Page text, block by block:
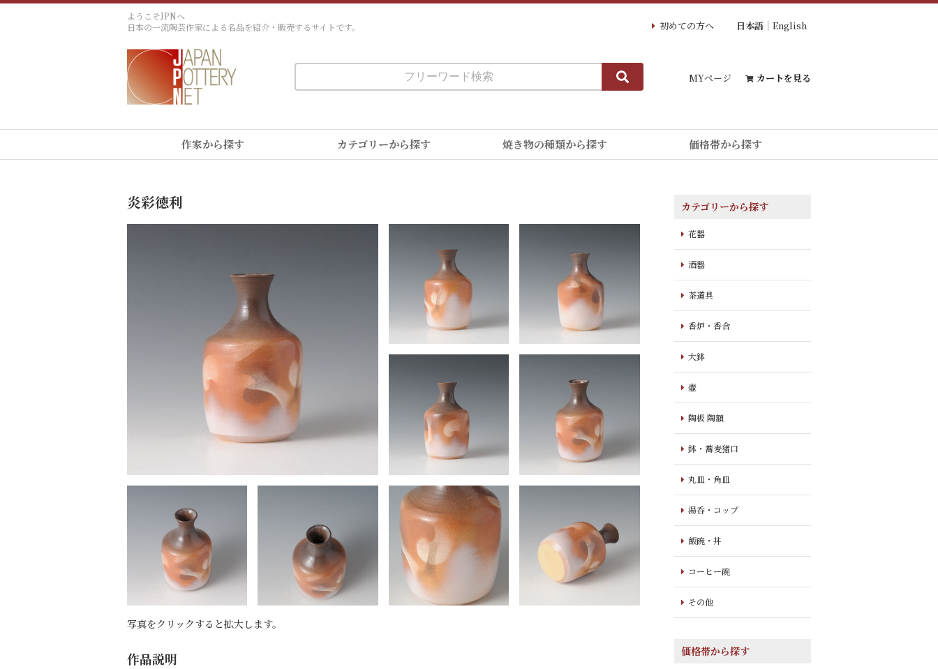
ようこそJPNへ
日本の一流陶芸作家による名品を紹介・販売するサイトです。
初めての方へ 日本語 English
MYページ カートを見る
作家から探す カテゴリーから探す 焼き物の種類から探す 価格帯から探す
炎彩徳利
写真をクリックすると拡大します。
作品説明
カテゴリーから探す
花器
酒器
茶道具
香炉・香合
大鉢
壺
陶板 陶額
鉢・蕎麦猪口
丸皿・角皿
湯呑・コップ
飯碗・丼
コーヒー碗
その他
価格帯から探す